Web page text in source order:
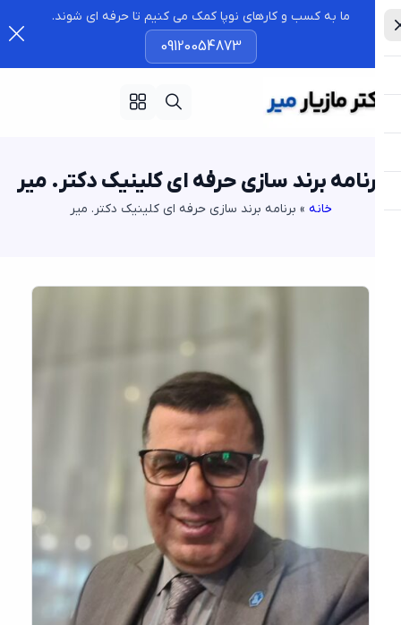
ما به کسب و کارهای نوپا کمک می کنیم تا حرفه ای شوند.
09120054873
برند سازی حرفه ای کلینیک دکتر. میر
»برنامه برند سازی حرفه ای کلینیک دکتر. میر